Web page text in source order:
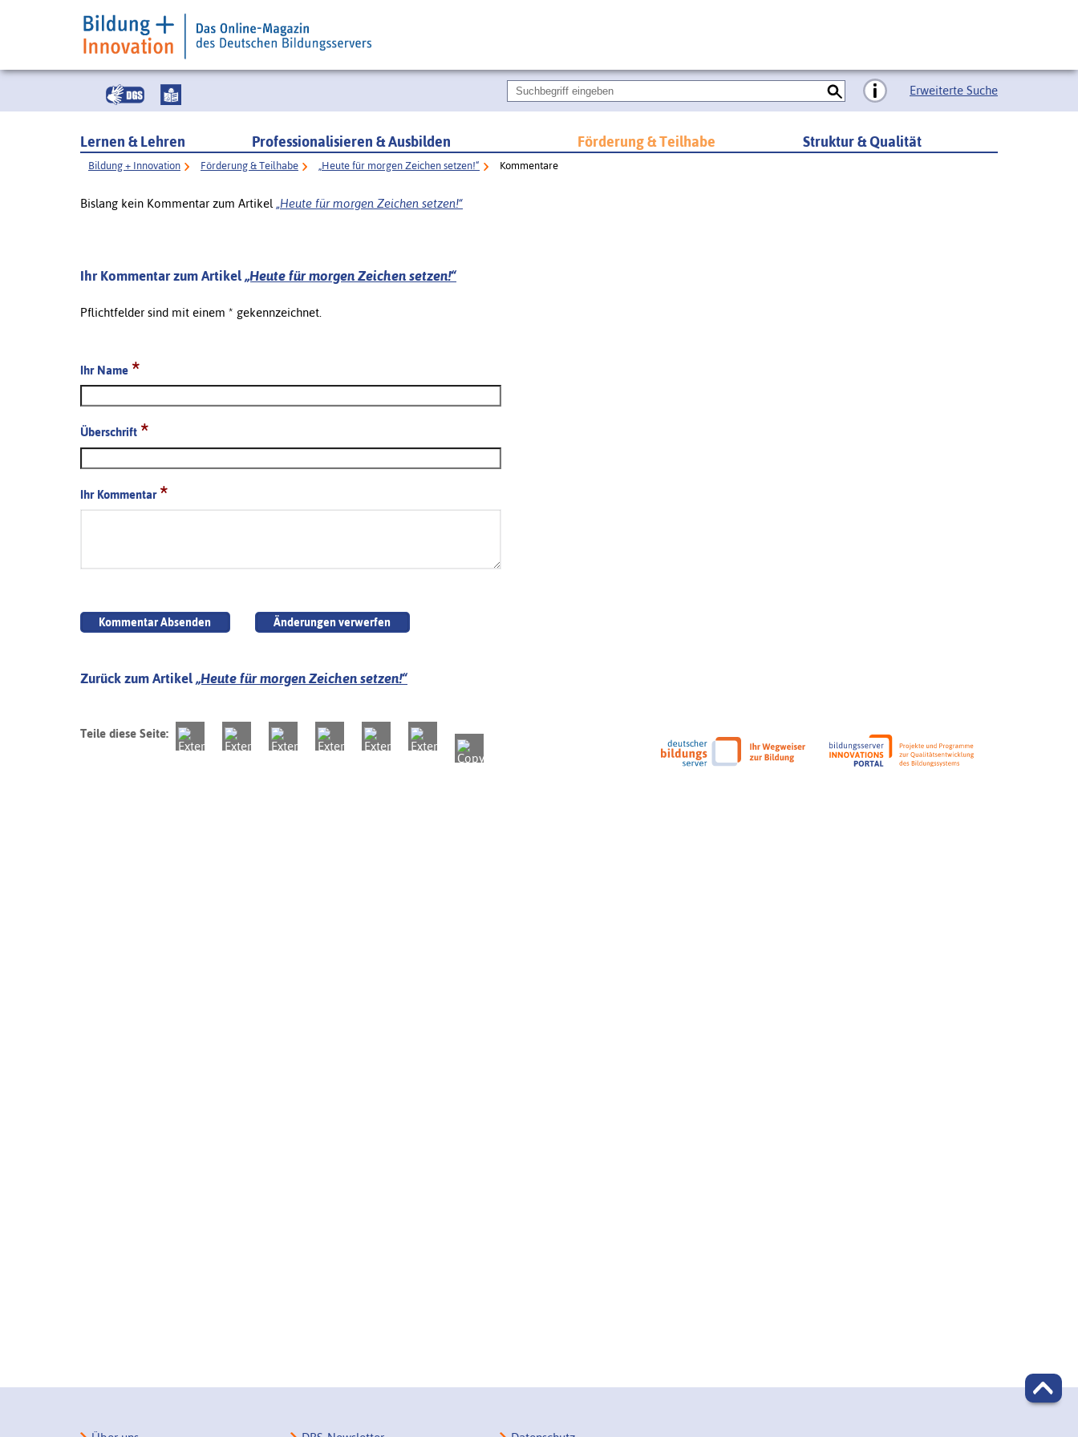
Erweiterte Suche
Lernen & Lehren Professionalisieren & Ausbilden Förderung & Teilhabe Struktur & Qualität
Bildung + Innovation Förderung & Teilhabe „Heute für morgen Zeichen setzen!“ Kommentare
Bislang kein Kommentar zum Artikel „Heute für morgen Zeichen setzen!“
Ihr Kommentar zum Artikel „Heute für morgen Zeichen setzen!“
Pflichtfelder sind mit einem * gekennzeichnet.
Ihr Name *
Überschrift *
Ihr Kommentar *
Zurück zum Artikel „Heute für morgen Zeichen setzen!“
Teile diese Seite: